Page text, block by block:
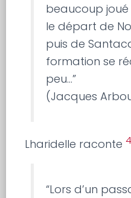
beaucoup joué
le départ de
puis de
formation se
peu…”
(Jacques
Lharidelle raconte4
“Lors d’un